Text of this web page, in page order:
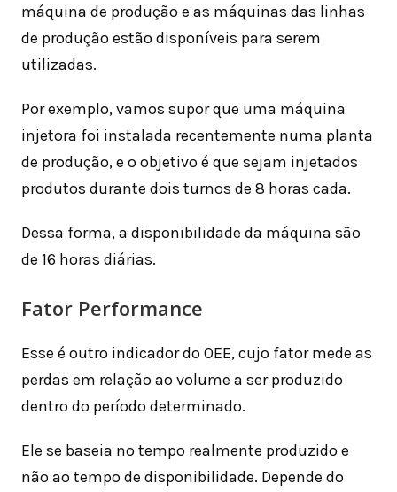
máquina de produção e as máquinas das linhas
de produção estão disponíveis para serem
utilizadas.
Por exemplo, vamos supor que uma máquina
injetora foi instalada recentemente numa planta
de produção, e o objetivo é que sejam injetados
produtos durante dois turnos de 8 horas cada.
Dessa forma, a disponibilidade da máquina são
de 16 horas diárias.
Fator Performance
Esse é outro indicador do OEE, cujo fator mede as
perdas em relação ao volume a ser produzido
dentro do período determinado.
Ele se baseia no tempo realmente produzido e
não ao tempo de disponibilidade. Depende do